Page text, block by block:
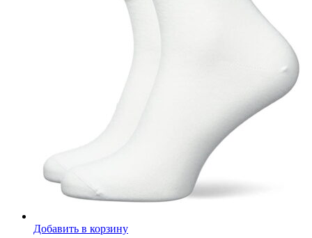
Добавить в корзину